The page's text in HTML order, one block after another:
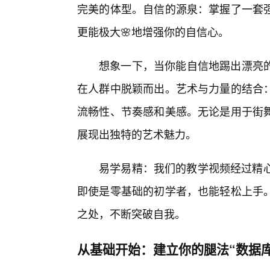
完美的体型。自信的源泉：掌握了一
更能极大🌸地增强你的自信心。
想象一下，当你能自信地踢出漂亮
在人群中脱颖而出。艺术与力量的结
流畅性、节奏感和美感。无论是用于
展现出独特的艺术魅力。
易学易精：我们的教学视频经过
即使是零基础的初学者，也能轻松上
之处，不断突破自我。
从基础开始：建立你的腿法“数据